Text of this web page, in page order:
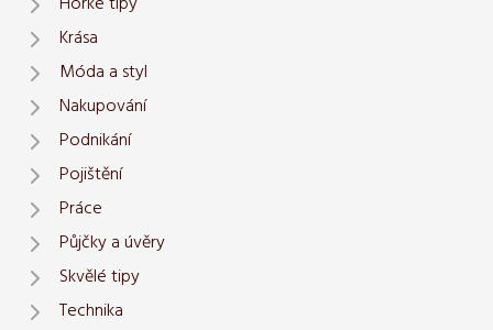
Krása
Móda a styl
Nakupování
Podnikání
Pojištění
Práce
Půjčky a úvěry
Skvělé tipy
Technika